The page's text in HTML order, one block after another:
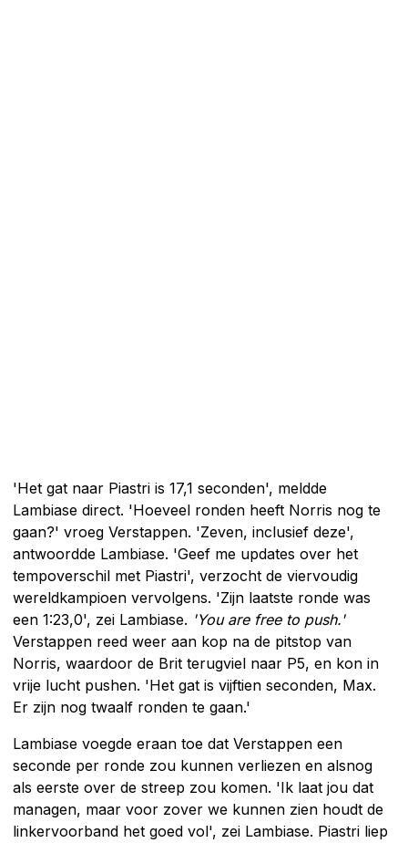
'Het gat naar Piastri is 17,1 seconden', meldde
Lambiase direct. 'Hoeveel ronden heeft Norris nog te
gaan?' vroeg Verstappen. 'Zeven, inclusief deze',
antwoordde Lambiase. 'Geef me updates over het
tempoverschil met Piastri', verzocht de viervoudig
wereldkampioen vervolgens. 'Zijn laatste ronde was
een 1:23,0', zei Lambiase. 'You are free to push.'
Verstappen reed weer aan kop na de pitstop van
Norris, waardoor de Brit terugviel naar P5, en kon in
vrije lucht pushen. 'Het gat is vijftien seconden, Max.
Er zijn nog twaalf ronden te gaan.'
Lambiase voegde eraan toe dat Verstappen een
seconde per ronde zou kunnen verliezen en alsnog
als eerste over de streep zou komen. 'Ik laat jou dat
managen, maar voor zover we kunnen zien houdt de
linkervoorband het goed vol', zei Lambiase. Piastri liep